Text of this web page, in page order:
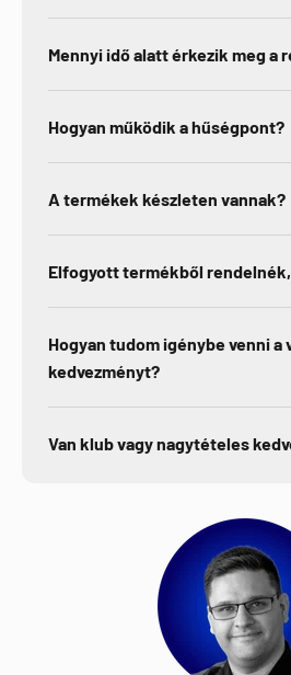
Mennyi idő alatt érkezik meg a
Hogyan működik a hűségpont?
A termékek készleten vannak?
Elfogyott termékből
Hogyan tudom igénybe venni a
kedvezményt?
Van klub vagy nagytételes